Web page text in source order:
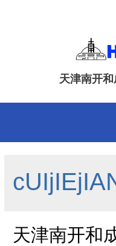
天津南开
天津南开和